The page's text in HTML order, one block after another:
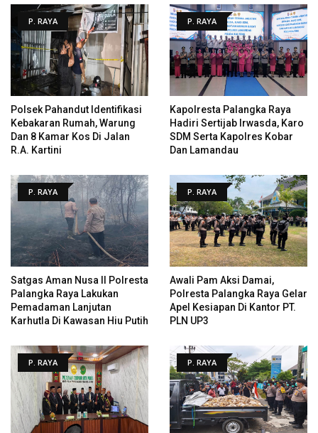
P. RAYA
Polsek Pahandut Identifikasi
Kebakaran Rumah, Warung
Dan 8 Kamar Kos Di Jalan
R.A. Kartini
P. RAYA
Kapolresta Palangka Raya
Hadiri Sertijab Irwasda, Karo
SDM Serta Kapolres Kobar
Dan Lamandau
P. RAYA
Satgas Aman Nusa II Polresta
Palangka Raya Lakukan
Pemadaman Lanjutan
Karhutla Di Kawasan Hiu Putih
P. RAYA
Awali Pam Aksi Damai,
Polresta Palangka Raya Gelar
Apel Kesiapan Di Kantor PT.
PLN UP3
P. RAYA P. RAYA